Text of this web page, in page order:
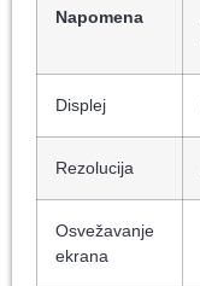
Napomena
Displej
Rezolucija
Osvežavanje
ekrana